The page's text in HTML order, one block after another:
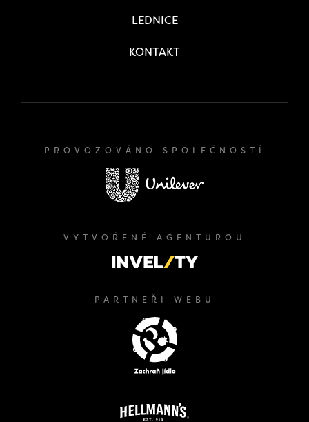
LEDNICE
KONTAKT
PROVOZOVÁNO SPOLEČNOSTÍ
VYTVOŘENÉ AGENTUROU
PARTNEŘI WEBU